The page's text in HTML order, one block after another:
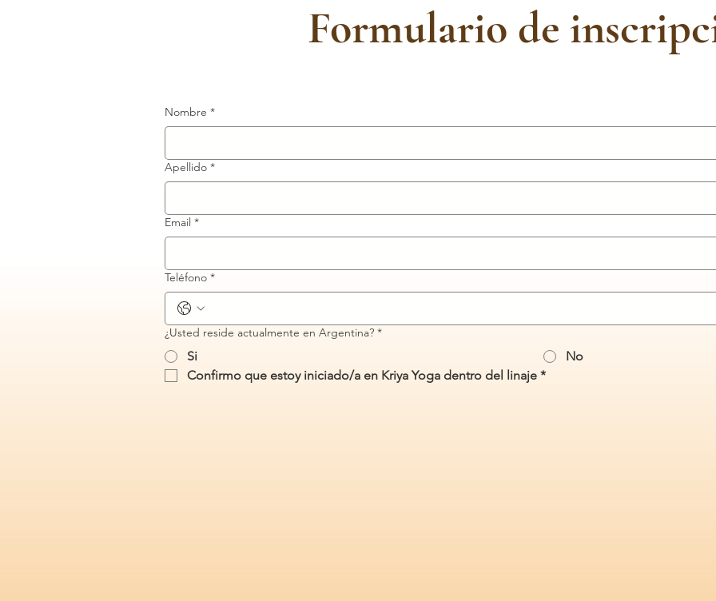
Formulario de
Nombre *
Apellido *
Email *
Teléfono *
¿Usted reside actualmente en Argentina? *
Si
No
Confirmo que estoy iniciado/a en Kriya Yoga dentro del linaje *